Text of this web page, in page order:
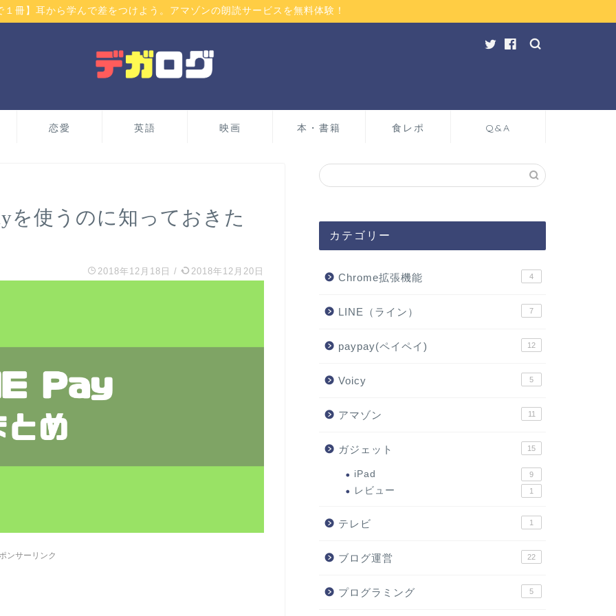
１冊】耳から学んで差をつけよう。アマゾンの朗読サービスを無料体験！
恋愛 英語 映画 本・書籍 食レポ Q&A
を使うのに知っておきた
2018年12月18日 / 2018年12月20日
ンサーリンク
カテゴリー
Chrome拡張機能 4
LINE（ライン） 7
paypay(ペイペイ) 12
Voicy 5
アマゾン 11
ガジェット 15
iPad 9
レビュー 1
テレビ 1
ブログ運営 22
プログラミング 5